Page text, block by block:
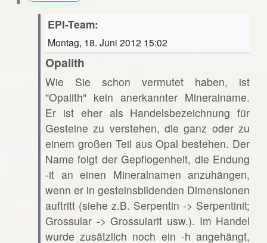
EPI-Team:
Montag, 18. Juni 2012 15:02
Opalith
Wie Sie schon vermutet haben, ist
"Opalith" kein anerkannter Mineralname.
Er ist eher als Handelsbezeichnung für
Gesteine zu verstehen, die ganz oder zu
einem großen Teil aus Opal bestehen. Der
Name folgt der Gepflogenheit, die Endung
-it an einen Mineralnamen anzuhängen,
wenn er in gesteinsbildenden Dimensionen
auftritt (siehe z.B. Serpentin -> Serpentinit;
Grossular -> Grossularit usw.). Im Handel
wurde zusätzlich noch ein -h angehängt,